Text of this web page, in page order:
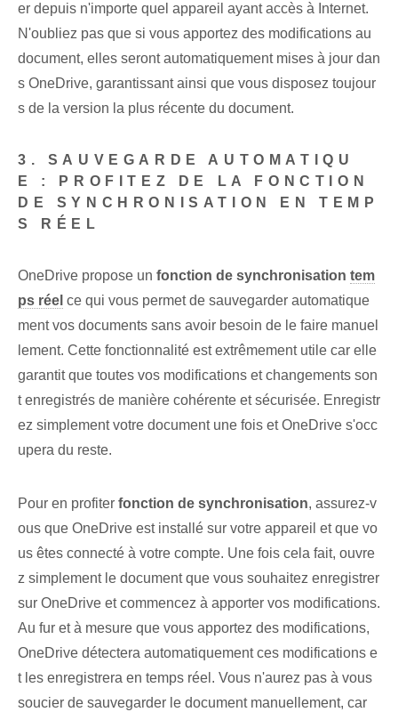
er depuis n'importe quel appareil ayant accès à Internet.
N'oubliez pas que si vous apportez des modifications au
document, elles seront automatiquement mises à jour dan
s OneDrive, garantissant ainsi que vous disposez toujour
s de la version la plus récente du document.
3. SAUVEGARDE AUTOMATIQU
E : PROFITEZ DE LA FONCTION
DE SYNCHRONISATION EN TEMP
S RÉEL
OneDrive propose un fonction de synchronisation tem
ps réel ce qui vous permet de sauvegarder automatique
ment vos documents sans avoir besoin de le faire manuel
lement. ⁣Cette fonctionnalité est extrêmement utile car elle ⁣
garantit que toutes vos ⁣modifications et changements son
t enregistrés de manière cohérente et sécurisée.‍ Enregistr
ez simplement‍ votre document une fois et ⁢OneDrive s'occ
upera du reste.
Pour en profiter fonction de synchronisation, assurez-v
ous que OneDrive est installé sur votre appareil et que vo
us êtes connecté à votre compte. Une fois cela fait, ouvre
z simplement le document que vous souhaitez enregistrer
sur OneDrive et commencez à apporter vos modifications.
Au fur et à mesure que vous apportez des modifications,
OneDrive détectera automatiquement ces modifications e
t les enregistrera en temps réel. Vous n'aurez pas à vous
soucier de sauvegarder le document manuellement, car